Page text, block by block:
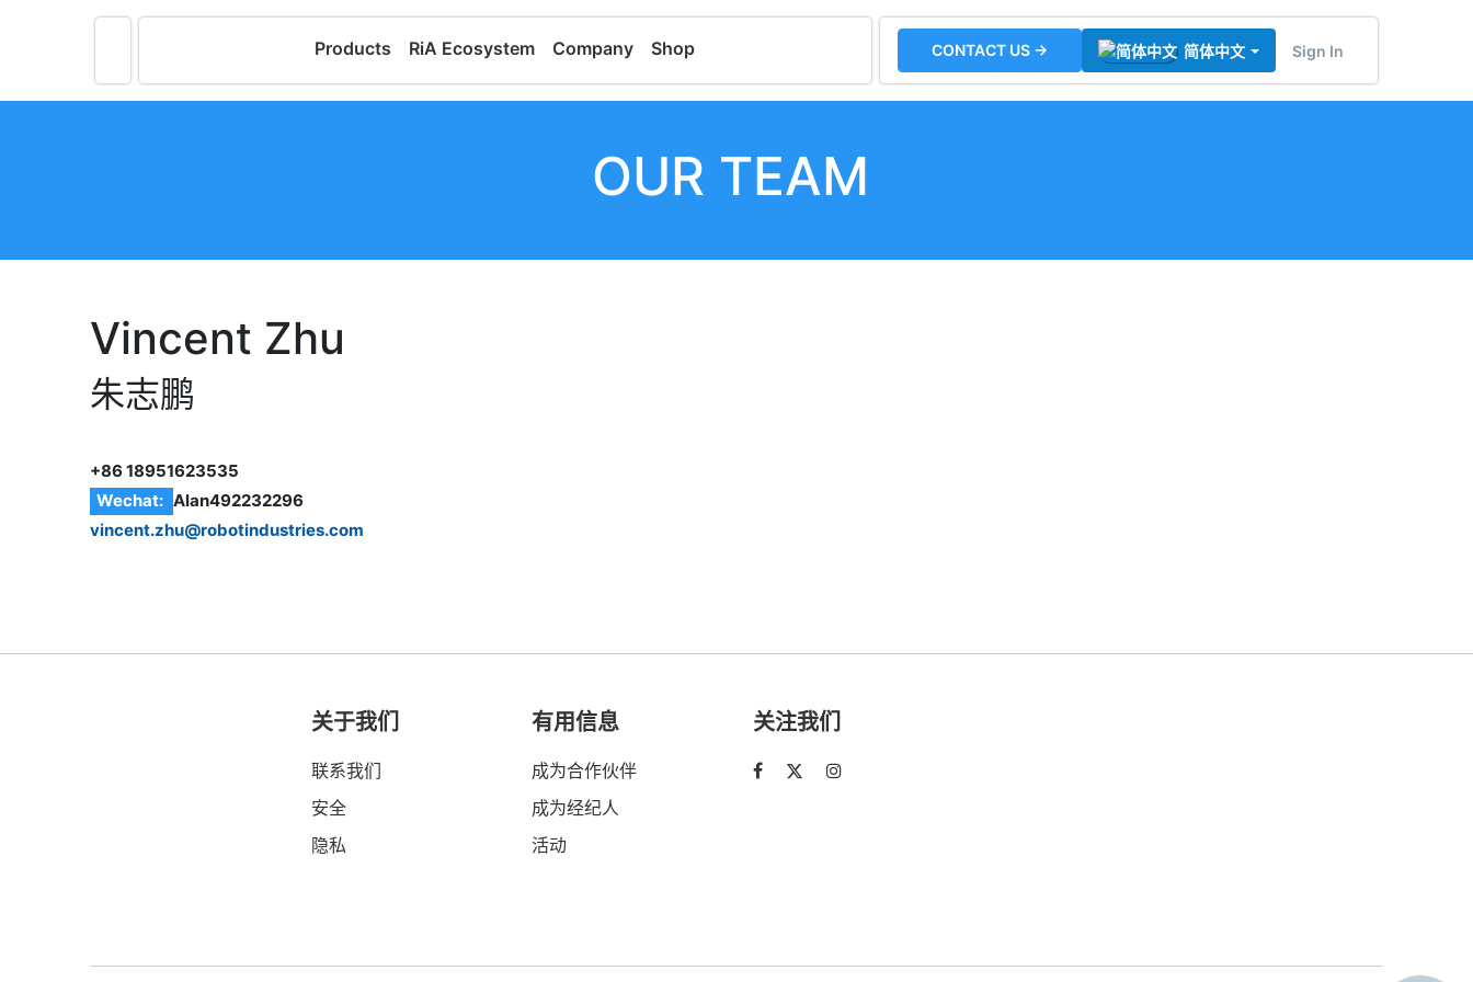
Products RiA Ecosystem Company Shop CONTACT US → 简体中文 Sign In
OUR TEAM
Vincent Zhu
朱志鹏
+86 18951623535
Wechat: Alan492232296
vincent.zhu@robotindustries.com
关于我们
联系我们
安全
隐私
有用信息
成为合作伙伴
成为经纪人
活动
关注我们
Monitorizare în timp real și analiză date
Scalabil de la 1 robot la zeci de unități
Află mai mult Discută cu RiA